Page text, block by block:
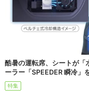
酷暑の運転席、シートが「
ーラー「SPEEDER 瞬冷」
特集